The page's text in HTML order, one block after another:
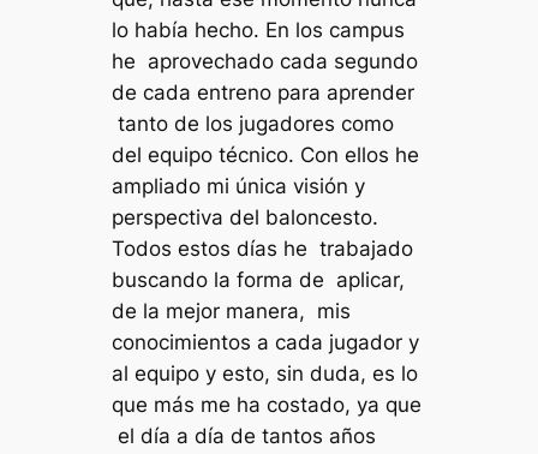
lo había hecho. En los campus
he aprovechado cada segundo
de cada entreno para aprender
tanto de los jugadores como
del equipo técnico. Con ellos he
ampliado mi única visión y
perspectiva del baloncesto.
Todos estos días he trabajado
buscando la forma de aplicar,
de la mejor manera, mis
conocimientos a cada jugador y
al equipo y esto, sin duda, es lo
que más me ha costado, ya que
el día a día de tantos años